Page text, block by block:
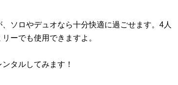
ソロやデュオなら十分快適に過ごせます。4人
ーでも使用できますよ。
タルしてみます！